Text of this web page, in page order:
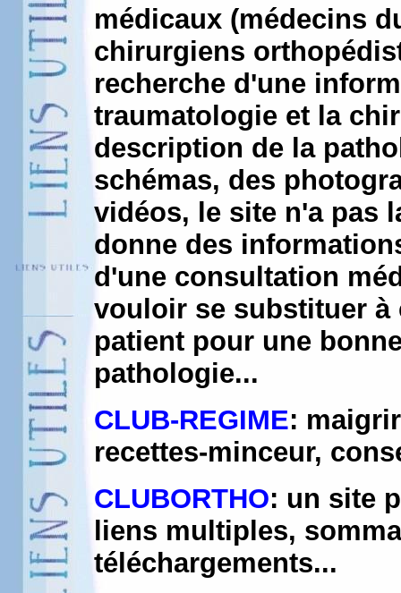
médicaux (médecins
chirurgiens
recherche d'une
traumatologie et la
description de la
schémas, des
vidéos, le site n'a pas
donne des
d'une consultation
vouloir se substituer à
patient pour une
pathologie...
CLUB-REGIME:
recettes-minceur,
CLUBORTHO: un site
liens multiples,
téléchargements...